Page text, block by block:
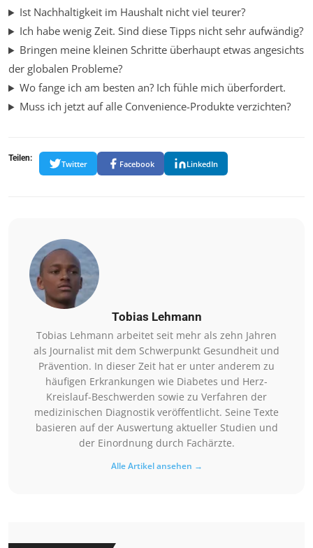
Ist Nachhaltigkeit im Haushalt nicht viel teurer?
Ich habe wenig Zeit. Sind diese Tipps nicht sehr aufwändig?
Bringen meine kleinen Schritte überhaupt etwas angesichts
der globalen Probleme?
Wo fange ich am besten an? Ich fühle mich überfordert.
Muss ich jetzt auf alle Convenience-Produkte verzichten?
Teilen:
Twitter Facebook LinkedIn
Tobias Lehmann
Tobias Lehmann arbeitet seit mehr als zehn Jahren
als Journalist mit dem Schwerpunkt Gesundheit und
Prävention. In dieser Zeit hat er unter anderem zu
häufigen Erkrankungen wie Diabetes und Herz-
Kreislauf-Beschwerden sowie zu Verfahren der
medizinischen Diagnostik veröffentlicht. Seine Texte
basieren auf der Auswertung aktueller Studien und
der Einordnung durch Fachärzte.
Alle Artikel ansehen →